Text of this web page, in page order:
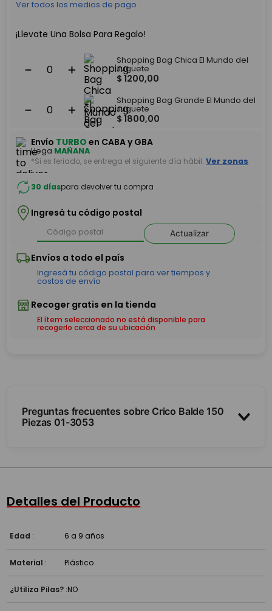
Ver todos los medios de pago
¡Llevate Una Bolsa Para Regalo!
＋
－
Shopping Bag Chica El Mundo del
Juguete
$ 1200,00
＋
－
Shopping Bag Grande El Mundo del
Juguete
$ 1800,00
Envío TURBO en CABA y GBA
Llega MAÑANA
*Si es feriado, se entrega el siguiente día hábil. Ver zonas
30 díaspara devolver tu compra
Ingresá tu código postal
Actualizar
El ítem seleccionado no está disponible para
recogerlo cerca de su ubicación
Preguntas frecuentes sobre Crico Balde 150
Piezas 01-3053
¿Cómo se guardan?
Detalles del Producto
Edad : 6 a 9 años
Material : Plástico
¿Utiliza Pilas? :NO